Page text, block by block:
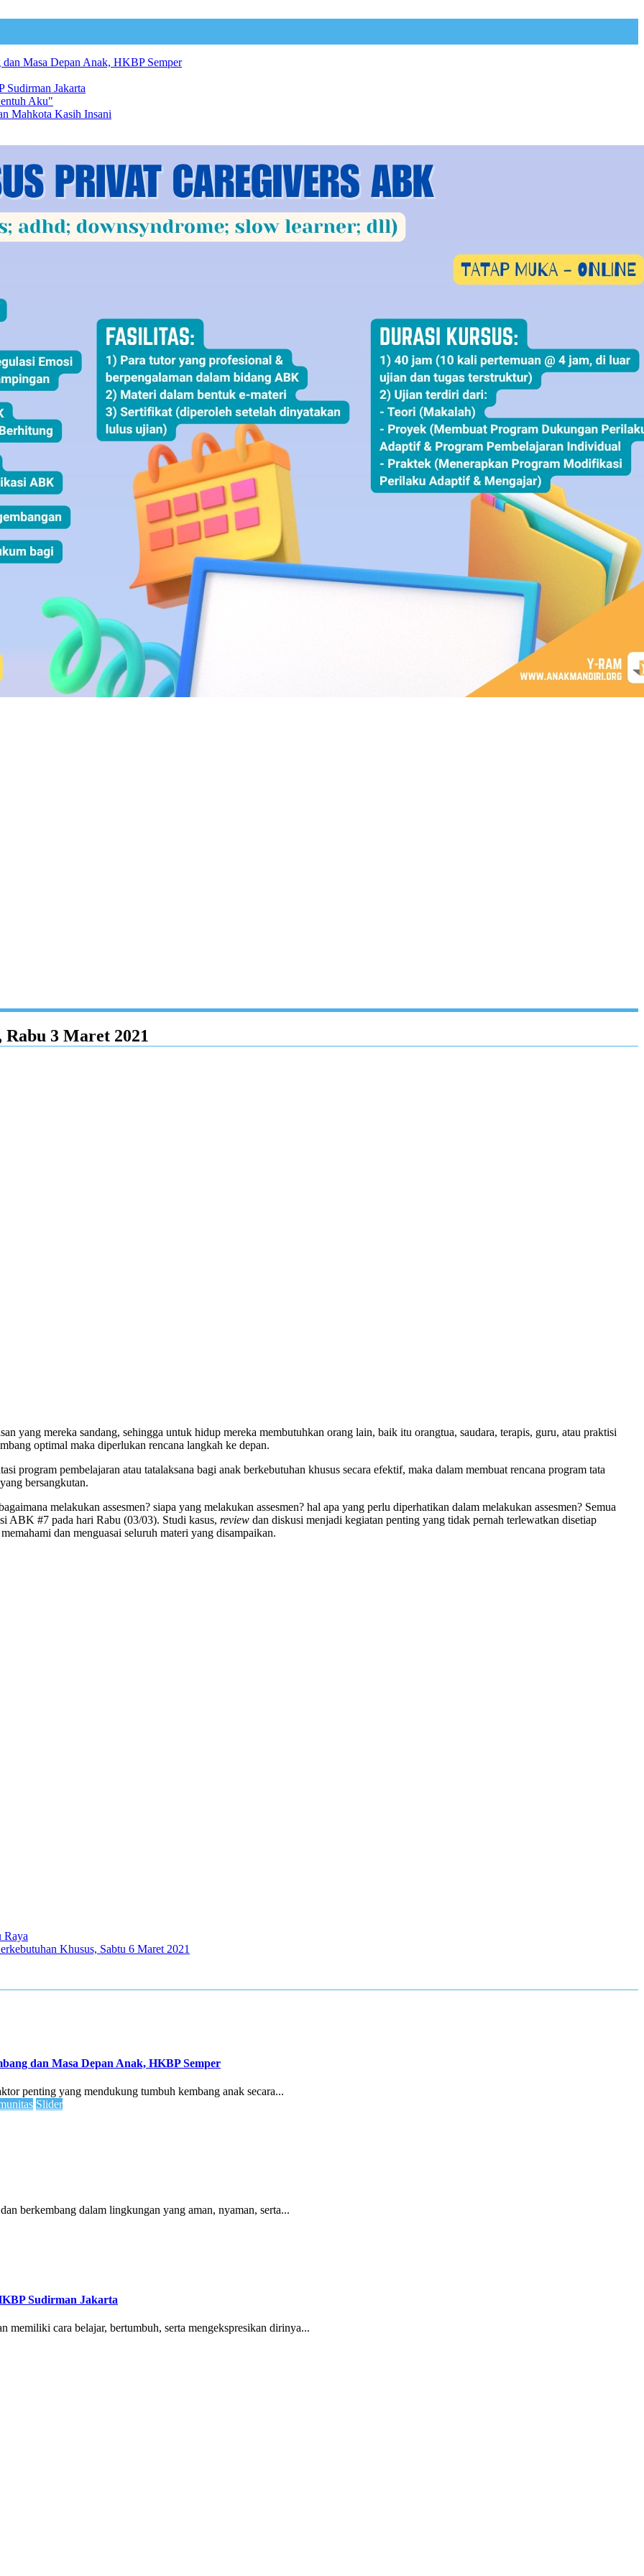
Masa Depan Anak, HKBP Semper
Jakarta
Aku"
Mahkota Kasih Insani
3 Maret 2021
yang mereka sandang, sehingga untuk hidup mereka membutuhkan orang lain, baik itu orangtua, saudara, terapis, guru, atau praktisi
optimal maka diperlukan rencana langkah ke depan.
program pembelajaran atau tatalaksana bagi anak berkebutuhan khusus secara efektif, maka dalam membuat rencana program tata
bersangkutan.
melakukan assesmen? siapa yang melakukan assesmen? hal apa yang perlu diperhatikan dalam melakukan assesmen? Semua
ABK #7 pada hari Rabu (03/03). Studi kasus, review dan diskusi menjadi kegiatan penting yang tidak pernah terlewatkan disetiap
dan menguasai seluruh materi yang disampaikan.
Raya
Khusus, Sabtu 6 Maret 2021
dan Masa Depan Anak, HKBP Semper
penting yang mendukung tumbuh kembang anak secara...
Slider
berkembang dalam lingkungan yang aman, nyaman, serta...
Sudirman Jakarta
memiliki cara belajar, bertumbuh, serta mengekspresikan dirinya...